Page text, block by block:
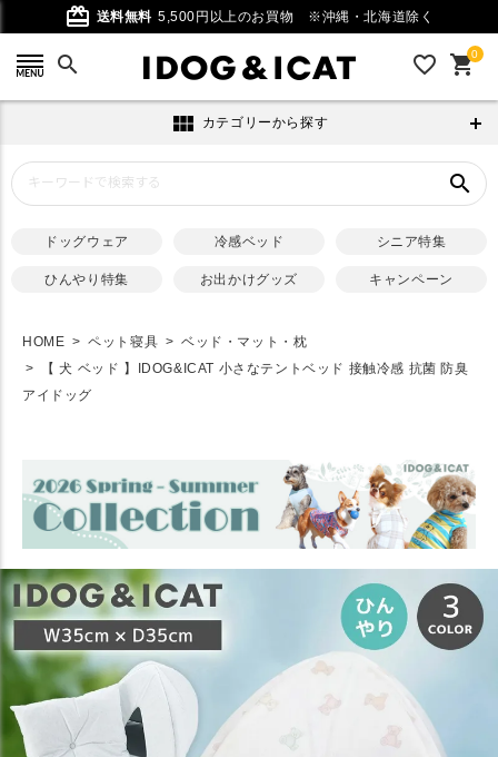
card_giftcard 送料無料 5,500円以上のお買物 ※沖縄・北海道除く
search favorite_outline 0
shopping_cart
view_module カテゴリーから探す
search
ドッグウェア 冷感ベッド シニア特集
ひんやり特集 お出かけグッズ キャンペーン
HOME ペット寝具
ベッド・マット・枕
【 犬 ベッド 】IDOG&ICAT 小さなテントベッド 接触冷感 抗菌 防臭
アイドッグ